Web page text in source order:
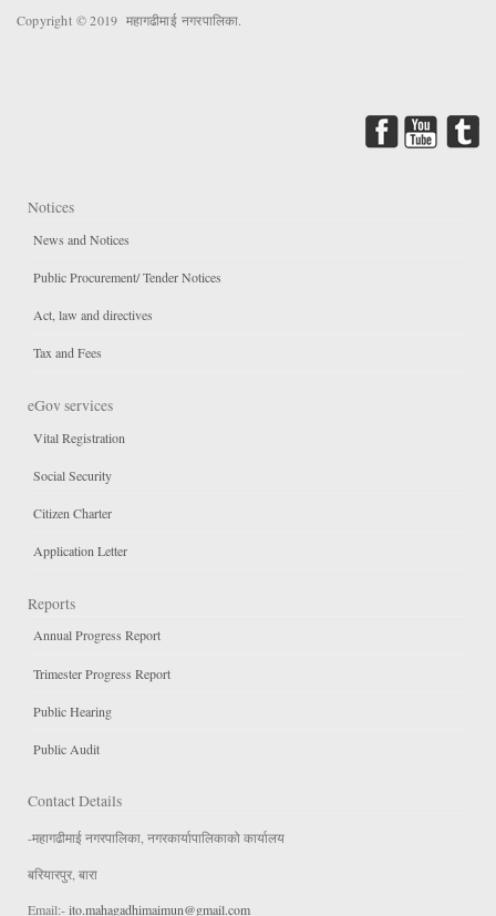
Copyright © 2019 महागढीमाई नगरपालिका.
Notices
News and Notices
Public Procurement/ Tender Notices
Act, law and directives
Tax and Fees
eGov services
Vital Registration
Social Security
Citizen Charter
Application Letter
Reports
Annual Progress Report
Trimester Progress Report
Public Hearing
Public Audit
Contact Details
-महागढीमाई नगरपालिका, नगरकार्यापालिकाको कार्यालय
बरियारपुर, बारा
Email:-ito.mahagadhimaimun@gmail.com